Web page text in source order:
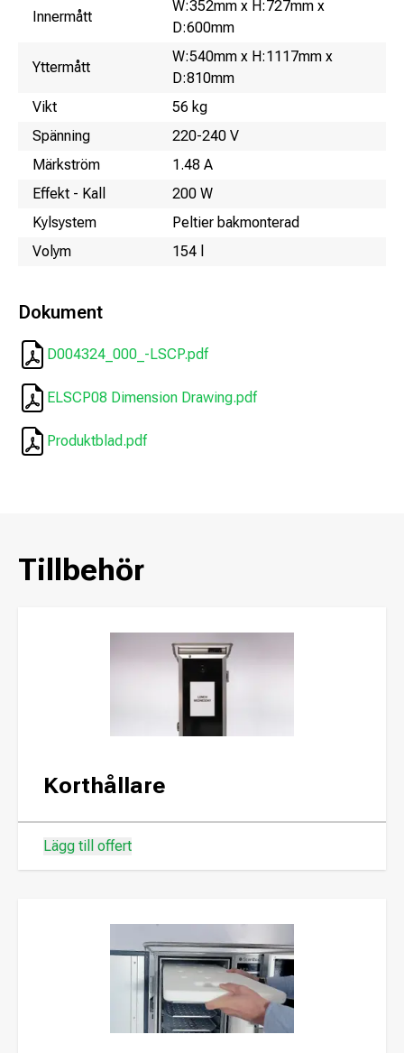
Innermått
W:352mm x H:727mm x
D:600mm
Yttermått
W:540mm x H:1117mm x
D:810mm
Vikt
56 kg
Spänning
220-240 V
Märkström
1.48 A
Effekt - Kall
200 W
Kylsystem
Peltier bakmonterad
Volym
154 l
Dokument
D004324_000_-LSCP.pdf
ELSCP08 Dimension Drawing.pdf
Produktblad.pdf
Tillbehör
Korthållare
Lägg till offert